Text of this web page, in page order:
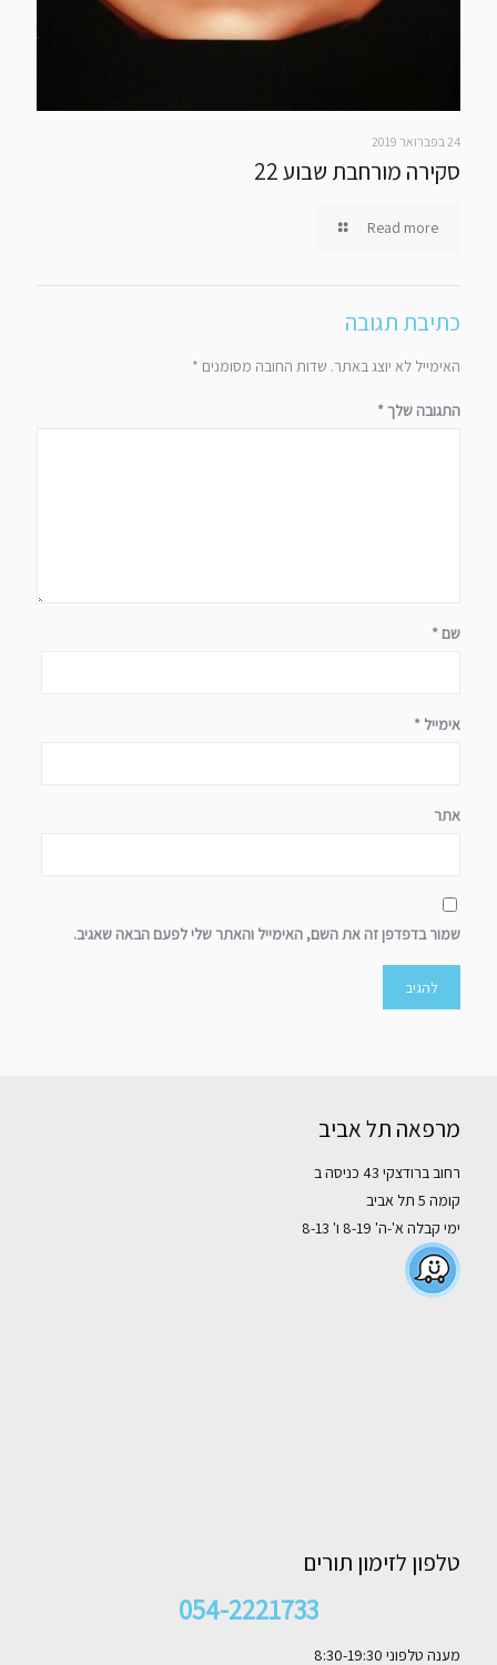
24 בפברואר 2019
סקירה מורחבת שבוע 22
Read more
כתיבת תגובה
האימייל לא יוצג באתר. שדות החובה מסומנים *
התגובה שלך*
שם *
אימייל *
אתר
שמור בדפדפן זה את השם, האימייל והאתר שלי לפעם הבאה שאגיב.
מרפאה תל אביב
רחוב ברודצקי 43 כניסה ב
קומה 5 תל אביב
ימי קבלה א'-ה' 8-19 ו' 8-13
טלפון לזימון תורים
054-2221733
מענה טלפוני 8:30-19:30